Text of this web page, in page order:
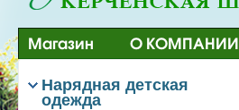
Магазин О КОМПАНИИ
Нарядная детская
одежда